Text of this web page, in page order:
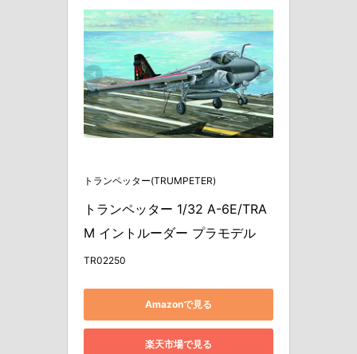
トランペッター(TRUMPETER)
トランペッター 1/32 A-6E/TRA
M イントルーダー プラモデル
TR02250
Amazonで見る
楽天市場で見る